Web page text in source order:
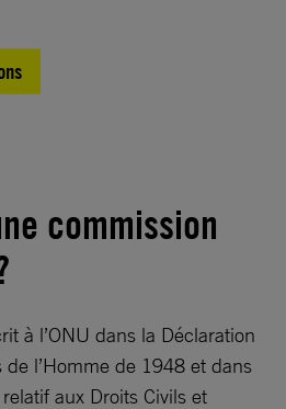
commission
à l’ONU dans la Déclaration
l’Homme de 1948 et dans
aux Droits Civils et